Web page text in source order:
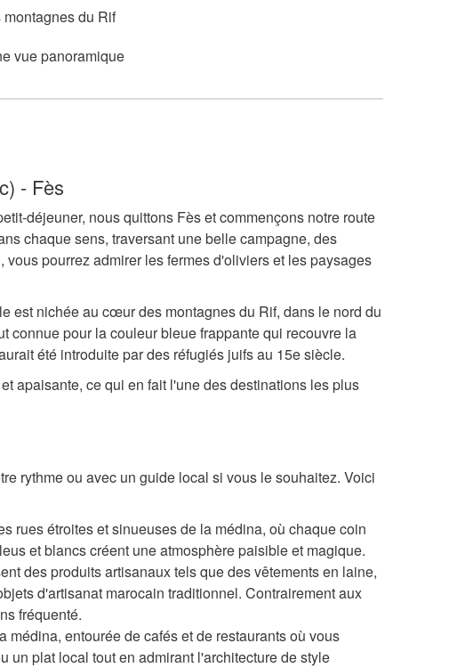
du Rif
vue panoramique
- Fès
déjeuner, nous quittons Fès et commençons notre route
chaque sens, traversant une belle campagne, des
pourrez admirer les fermes d'oliviers et les paysages
est nichée au cœur des montagnes du Rif, dans le nord du
connue pour la couleur bleue frappante qui recouvre la
été introduite par des réfugiés juifs au 15e siècle.
apaisante, ce qui en fait l'une des destinations les plus
rythme ou avec un guide local si vous le souhaitez. Voici
rues étroites et sinueuses de la médina, où chaque coin
et blancs créent une atmosphère paisible et magique.
des produits artisanaux tels que des vêtements en laine,
d'artisanat marocain traditionnel. Contrairement aux
fréquenté.
entourée de cafés et de restaurants où vous
un plat local tout en admirant l'architecture de style